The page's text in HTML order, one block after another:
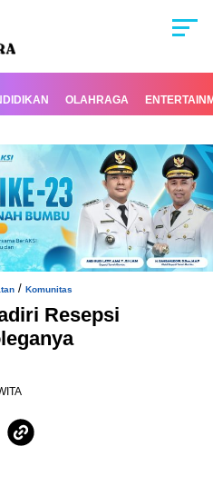
OLAHRAGA
/ Komunitas
Resepsi